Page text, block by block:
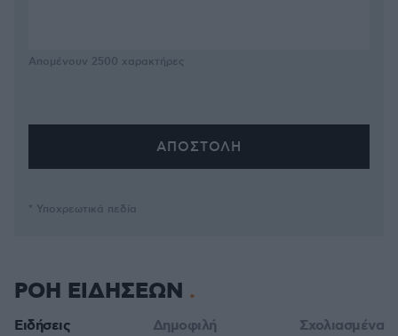
Απομένουν 2500 χαρακτήρες
* Υποχρεωτικά πεδία
ΡΟΗ ΕΙΔΗΣΕΩΝ
Ειδήσεις Δημοφιλή Σχολιασμένα